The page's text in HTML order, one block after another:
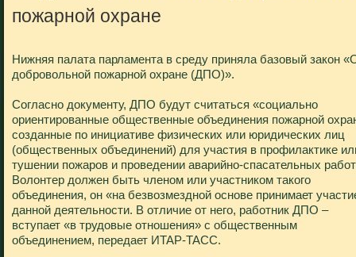
пожарной охране
Нижняя палата парламента в среду приняла базовый закон
добровольной пожарной охране (ДПО)».
Согласно документу, ДПО будут считаться «социально
ориентированные общественные объединения пожарной
созданные по инициативе физических или юридических лиц
(общественных объединений) для участия в профилактике
тушении пожаров и проведении аварийно-спасательных
Волонтер должен быть членом или участником такого
объединения, он «на безвозмездной основе принимает
данной деятельности. В отличие от него, работник ДПО –
вступает «в трудовые отношения» с общественным
объединением, передает ИТАР-ТАСС.